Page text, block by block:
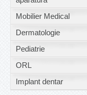
Mobilier Medical
Dermatologie
Pediatrie
ORL
Implant dentar